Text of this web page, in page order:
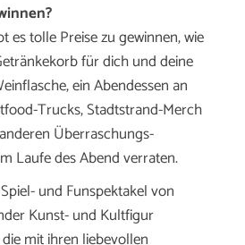
es tolle Preise zu gewinnen, wie
für dich und deine
ein Abendessen an
Trucks, Stadtstrand-Merch
Überraschungs-
Laufe des Abend verraten.
und Funspektakel von
Kunst- und Kultfigur
mit ihren liebevollen